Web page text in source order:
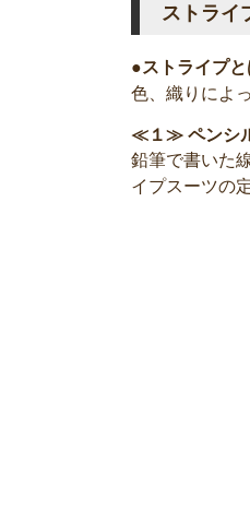
ストライ
●ストライプと
色、織りによ
≪１≫ ペンシ
鉛筆で書いた
イプスーツの